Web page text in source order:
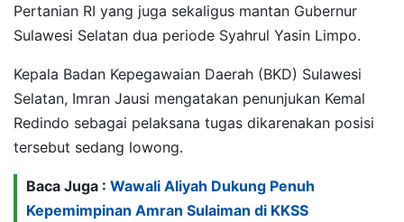
Pertanian RI yang juga sekaligus mantan Gubernur
Sulawesi Selatan dua periode Syahrul Yasin Limpo.
Kepala Badan Kepegawaian Daerah (BKD) Sulawesi
Selatan, Imran Jausi mengatakan penunjukan Kemal
Redindo sebagai pelaksana tugas dikarenakan posisi
tersebut sedang lowong.
Baca Juga : Wawali Aliyah Dukung Penuh
Kepemimpinan Amran Sulaiman di KKSS